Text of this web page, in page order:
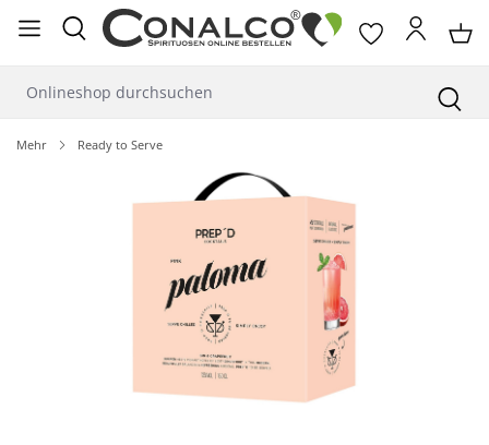
springen
Mehr Ready to Serve
Bildergalerie überspringen